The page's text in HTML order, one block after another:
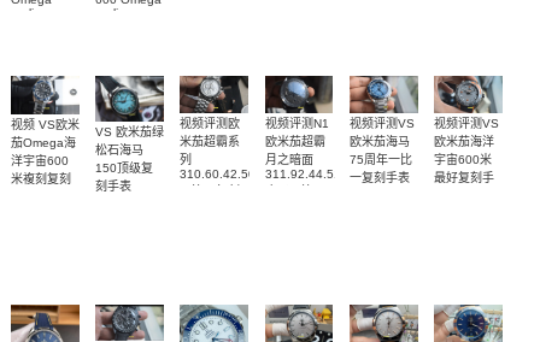
replica
replica
视频 VS欧米
茄Omega海
洋宇宙600
米複刻复刻
VS 欧米茄绿
松石海马
150顶级复
刻手表
视频评测欧
米茄超霸系
列
310.60.42.50.02.001
视频评测N1
欧米茄超霸
月之暗面
311.92.44.51.01.005
视频评测VS
欧米茄海马
75周年一比
一复刻手表
视频评测VS
欧米茄海洋
宇宙600米
最好复刻手